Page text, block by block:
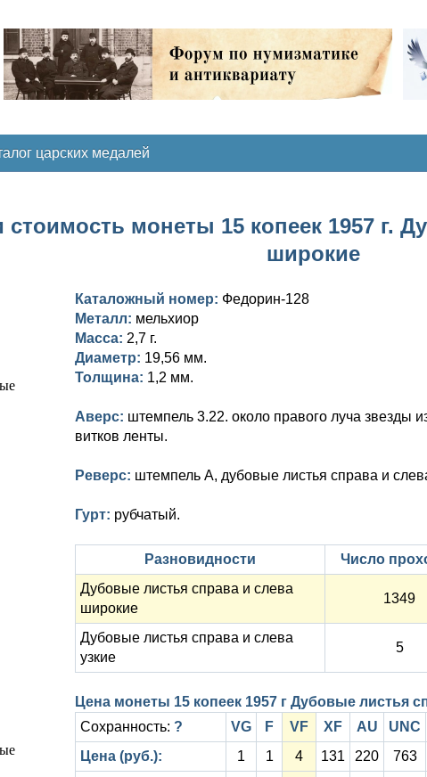
царских медалей
монеты 15 копеек 1957 г.
широкие
Каталожный номер: Федорин-128
Металл: мельхиор
Масса: 2,7 г.
Диаметр: 19,56 мм.
Толщина: 1,2 мм.
Аверс: штемпель 3.22. около правого луча звезды
витков ленты.
Реверс: штемпель А, дубовые листья справа и
Гурт: рубчатый.
Разновидности Число
Дубовые листья справа и слева
широкие
1349
Дубовые листья справа и слева
узкие
5
Цена монеты 15 копеек 1957 г Дубовые листья
Сохранность: ? VG F VF XF AU UNC
Цена (руб.):
1 1 4 131 220 763